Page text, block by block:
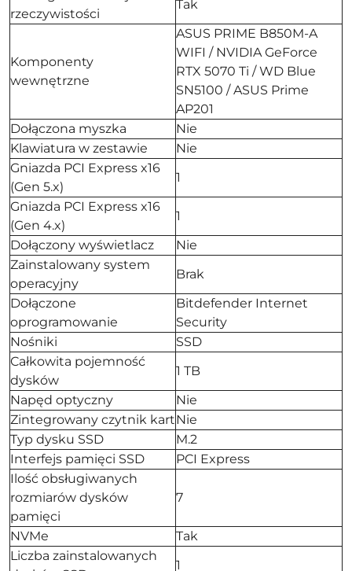
rzeczywistości
Tak
Komponenty
wewnętrzne
ASUS PRIME B850M-A
WIFI / NVIDIA GeForce
RTX 5070 Ti / WD Blue
SN5100 / ASUS Prime
AP201
Dołączona myszka
Nie
Klawiatura w zestawie
Nie
Gniazda PCI Express x16
(Gen 5.x)
1
Gniazda PCI Express x16
(Gen 4.x)
1
Dołączony wyświetlacz
Nie
Zainstalowany system
operacyjny
Brak
Dołączone
oprogramowanie
Bitdefender Internet
Security
Nośniki
SSD
Całkowita pojemność
dysków
1 TB
Napęd optyczny
Nie
Zintegrowany czytnik kartNie
Typ dysku SSD
M.2
Interfejs pamięci SSD
PCI Express
Ilość obsługiwanych
rozmiarów dysków
pamięci
7
NVMe
Tak
Liczba zainstalowanych
1